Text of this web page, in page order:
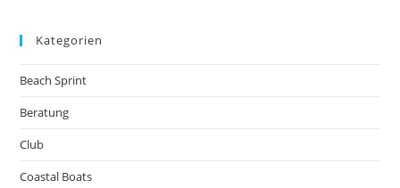
Kategorien
Beach Sprint
Beratung
Club
Coastal Boats